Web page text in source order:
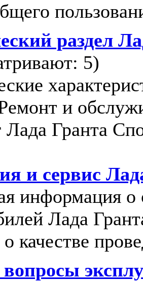
раздел
5)
и
Гранта
и сервис
информация
Лада
качестве